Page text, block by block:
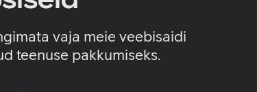
vaja meie veebisaidi
teenuse pakkumiseks.